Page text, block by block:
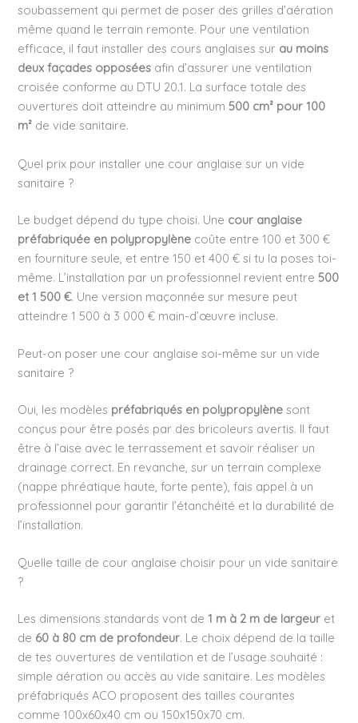
soubassement qui permet de poser des grilles d’aération
même quand le terrain remonte. Pour une ventilation
efficace, il faut installer des cours anglaises sur au moins
deux façades opposées afin d’assurer une ventilation
croisée conforme au DTU 20.1. La surface totale des
ouvertures doit atteindre au minimum 500 cm² pour 100
m² de vide sanitaire.
Quel prix pour installer une cour anglaise sur un vide
sanitaire ?
Le budget dépend du type choisi. Une cour anglaise
préfabriquée en polypropylène coûte entre 100 et 300 €
en fourniture seule, et entre 150 et 400 € si tu la poses toi-
même. L’installation par un professionnel revient entre 500
et 1 500 €. Une version maçonnée sur mesure peut
atteindre 1 500 à 3 000 € main-d’œuvre incluse.
Peut-on poser une cour anglaise soi-même sur un vide
sanitaire ?
Oui, les modèles préfabriqués en polypropylène sont
conçus pour être posés par des bricoleurs avertis. Il faut
être à l’aise avec le terrassement et savoir réaliser un
drainage correct. En revanche, sur un terrain complexe
(nappe phréatique haute, forte pente), fais appel à un
professionnel pour garantir l’étanchéité et la durabilité de
l’installation.
Quelle taille de cour anglaise choisir pour un vide sanitaire
?
Les dimensions standards vont de1 m à 2 m de largeur et
de 60 à 80 cm de profondeur. Le choix dépend de la taille
de tes ouvertures de ventilation et de l’usage souhaité :
simple aération ou accès au vide sanitaire. Les modèles
préfabriqués ACO proposent des tailles courantes
comme 100x60x40 cm ou 150x150x70 cm.